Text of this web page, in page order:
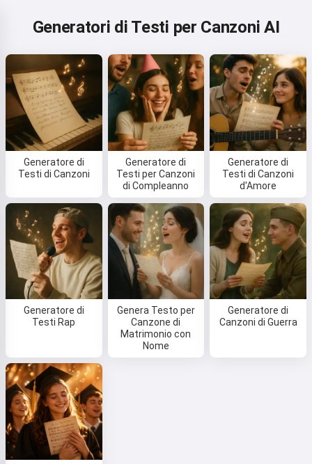
Generatori di Testi per Canzoni AI
Generatore di
Testi di Canzoni
Generatore di
Testi per Canzoni
di Compleanno
Generatore di
Testi di Canzoni
d'Amore
Generatore di
Testi Rap
Genera Testo per
Canzone di
Matrimonio con
Nome
Generatore di
Canzoni di Guerra